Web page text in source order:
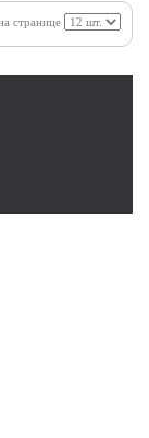
странице